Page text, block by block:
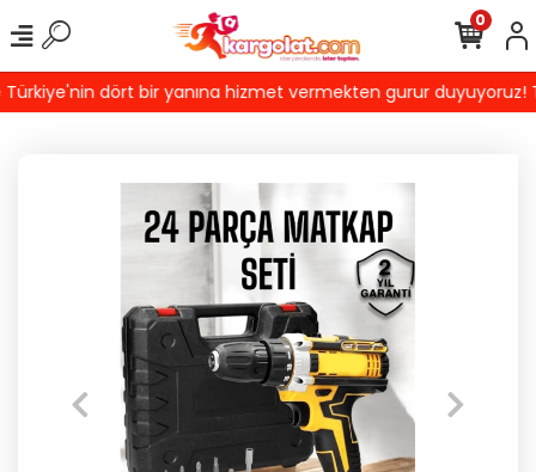
dört bir yanına hizmet vermekten gurur duyuyoruz!
0